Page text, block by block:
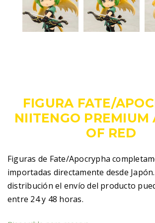
FIGURA FATE/
NIITENGO PREMIUM
OF RED
Figuras de Fate/Apocrypha
importadas directamente desde
distribución el envío del producto
entre 24 y 48 horas.